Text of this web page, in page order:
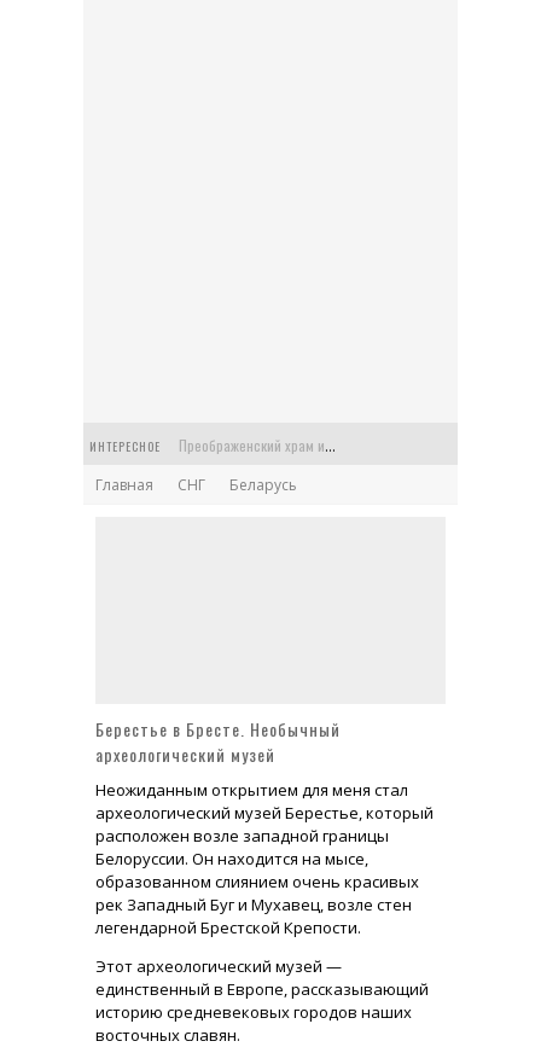
ИНТЕРЕСНОЕ Преображенский храм или Спасская церковь в старинной усадьбе Балашихи
Главная СНГ Беларусь
Берестье в Бресте. Необычный
археологический музей
Неожиданным открытием для меня стал
археологический музей Берестье, который
расположен возле западной границы
Белоруссии. Он находится на мысе,
образованном слиянием очень красивых
рек Западный Буг и Мухавец, возле стен
легендарной Брестской Крепости.
Этот археологический музей —
единственный в Европе, рассказывающий
историю средневековых городов наших
восточных славян.